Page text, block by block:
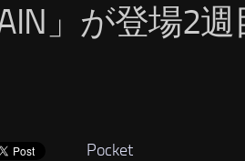
」が登場2
Pocket